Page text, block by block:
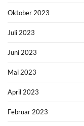
Oktober 2023
Juli 2023
Juni 2023
Mai 2023
April 2023
Februar 2023